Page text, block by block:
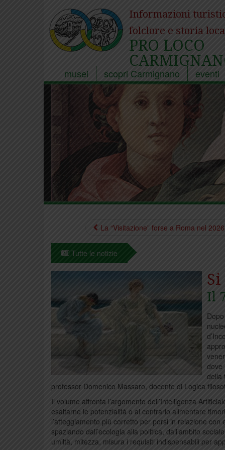
Informazioni
folclore e storia
PRO LOCO
musei scopri Carmignano eventi
La “Visitazione” forse a Roma nel 2026
Tutte le notizie
Il
dove
della
professor Domenico Massaro, docente di Logica
Il volume affronta l’argomento dell’Intelligenza
esaltarne le potenzialità o al contrario alimentare
l’atteggiamento più corretto per porsi in relazione
spaziando dall’ecologia alla politica, dall’ambito
umiltà, mitezza, misura i requisiti indispensabili per